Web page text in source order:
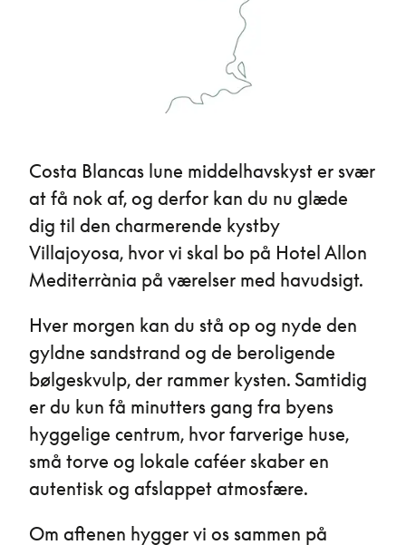
Costa Blancas lune middelhavskyst er svær
at få nok af, og derfor kan du nu glæde
dig til den charmerende kystby
Villajoyosa, hvor vi skal bo på Hotel Allon
Mediterrània på værelser med havudsigt.
Hver morgen kan du stå op og nyde den
gyldne sandstrand og de beroligende
bølgeskvulp, der rammer kysten. Samtidig
er du kun få minutters gang fra byens
hyggelige centrum, hvor farverige huse,
små torve og lokale caféer skaber en
autentisk og afslappet atmosfære.
Om aftenen hygger vi os sammen på